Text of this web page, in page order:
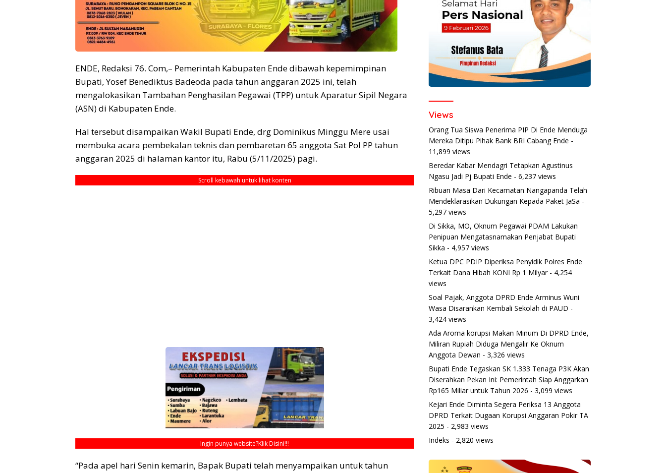
ENDE, Redaksi 76. Com,– Pemerintah Kabupaten Ende dibawah kepemimpinan
Bupati, Yosef Benediktus Badeoda pada tahun anggaran 2025 ini, telah
mengalokasikan Tambahan Penghasilan Pegawai (TPP) untuk Aparatur Sipil Negara
(ASN) di Kabupaten Ende.
Hal tersebut disampaikan Wakil Bupati Ende, drg Dominikus Minggu Mere usai
membuka acara pembekalan teknis dan pembaretan 65 anggota Sat Pol PP tahun
anggaran 2025 di halaman kantor itu, Rabu (5/11/2025) pagi.
Scroll kebawah untuk lihat konten
Ingin punya website?Klik Disini!!!
“Pada apel hari Senin kemarin, Bapak Bupati telah menyampaikan untuk tahun
Views
Orang Tua Siswa Penerima PIP Di Ende Menduga
Mereka Ditipu Pihak Bank BRI Cabang Ende -
11,899 views
Beredar Kabar Mendagri Tetapkan Agustinus
Ngasu Jadi Pj Bupati Ende - 6,237 views
Ribuan Masa Dari Kecamatan Nangapanda Telah
Mendeklarasikan Dukungan Kepada Paket JaSa -
5,297 views
Di Sikka, MO, Oknum Pegawai PDAM Lakukan
Penipuan Mengatasnamakan Penjabat Bupati
Sikka - 4,957 views
Ketua DPC PDIP Diperiksa Penyidik Polres Ende
Terkait Dana Hibah KONI Rp 1 Milyar- 4,254
views
Soal Pajak, Anggota DPRD Ende Arminus Wuni
Wasa Disarankan Kembali Sekolah di PAUD -
3,424 views
Ada Aroma korupsi Makan Minum Di DPRD Ende,
Miliran Rupiah Diduga Mengalir Ke Oknum
Anggota Dewan - 3,326 views
Bupati Ende Tegaskan SK 1.333 Tenaga P3K Akan
Diserahkan Pekan Ini: Pemerintah Siap Anggarkan
Rp165 Miliar untuk Tahun 2026 - 3,099 views
Kejari Ende Diminta Segera Periksa 13 Anggota
DPRD Terkait Dugaan Korupsi Anggaran Pokir TA
2025 - 2,983 views
Indeks - 2,820 views